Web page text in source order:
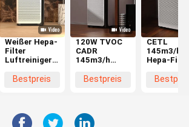
Weißer Hepa-
Filter
Luftreiniger
Hochempfindlichkeit
Bestpreis
120W TVOC
CADR
145m3/h
Luftreiniger
Bestpreis
CETL
145m3/h
Hepa-
für 667